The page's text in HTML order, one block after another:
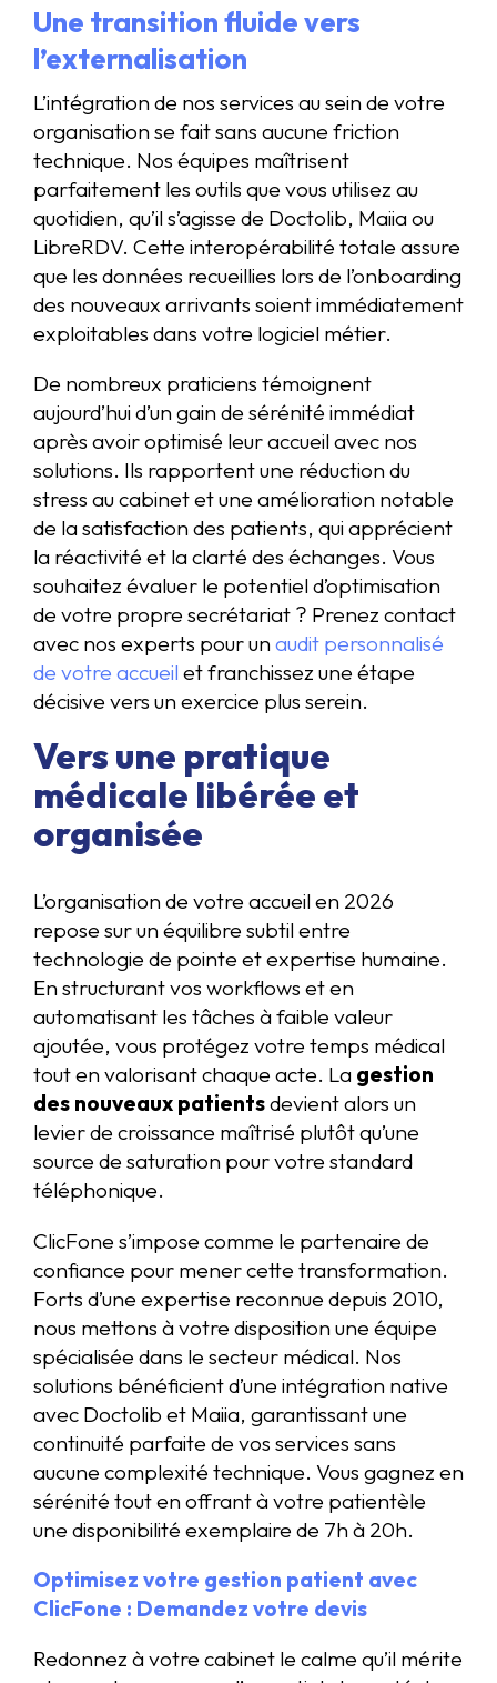
Une transition fluide vers
l’externalisation
L’intégration de nos services au sein de votre
organisation se fait sans aucune friction
technique. Nos équipes maîtrisent
parfaitement les outils que vous utilisez au
quotidien, qu’il s’agisse de Doctolib, Maiia ou
LibreRDV. Cette interopérabilité totale assure
que les données recueillies lors de l’onboarding
des nouveaux arrivants soient immédiatement
exploitables dans votre logiciel métier.
De nombreux praticiens témoignent
aujourd’hui d’un gain de sérénité immédiat
après avoir optimisé leur accueil avec nos
solutions. Ils rapportent une réduction du
stress au cabinet et une amélioration notable
de la satisfaction des patients, qui apprécient
la réactivité et la clarté des échanges. Vous
souhaitez évaluer le potentiel d’optimisation
de votre propre secrétariat ? Prenez contact
avec nos experts pour unaudit personnalisé
de votre accueil et franchissez une étape
décisive vers un exercice plus serein.
Vers une pratique
médicale libérée et
organisée
L’organisation de votre accueil en 2026
repose sur un équilibre subtil entre
technologie de pointe et expertise humaine.
En structurant vos workflows et en
automatisant les tâches à faible valeur
ajoutée, vous protégez votre temps médical
tout en valorisant chaque acte. La gestion
des nouveaux patientsdevient alors un
levier de croissance maîtrisé plutôt qu’une
source de saturation pour votre standard
téléphonique.
ClicFone s’impose comme le partenaire de
confiance pour mener cette transformation.
Forts d’une expertise reconnue depuis 2010,
nous mettons à votre disposition une équipe
spécialisée dans le secteur médical. Nos
solutions bénéficient d’une intégration native
avec Doctolib et Maiia, garantissant une
continuité parfaite de vos services sans
aucune complexité technique. Vous gagnez en
sérénité tout en offrant à votre patientèle
une disponibilité exemplaire de 7h à 20h.
Optimisez votre gestion patient avec
ClicFone : Demandez votre devis
Redonnez à votre cabinet le calme qu’il mérite